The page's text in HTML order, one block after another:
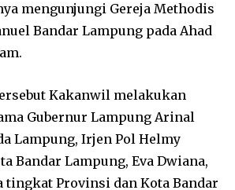
mengunjungi Gereja Methodis
Bandar Lampung pada Ahad
Kakanwil melakukan
Gubernur Lampung Arinal
Lampung, Irjen Pol Helmy
Bandar Lampung, Eva Dwiana,
tingkat Provinsi dan Kota Bandar